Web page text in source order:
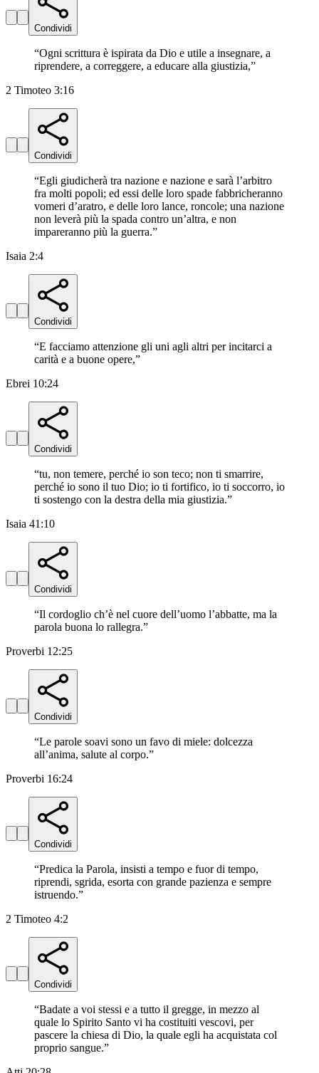
Condividi
“Ogni scrittura è ispirata da Dio e utile a insegnare, a
riprendere, a correggere, a educare alla giustizia,”
2 Timoteo 3:16
Condividi
“Egli giudicherà tra nazione e nazione e sarà l’arbitro
fra molti popoli; ed essi delle loro spade fabbricheranno
vomeri d’aratro, e delle loro lance, roncole; una nazione
non leverà più la spada contro un’altra, e non
impareranno più la guerra.”
Isaia 2:4
Condividi
“E facciamo attenzione gli uni agli altri per incitarci a
carità e a buone opere,”
Ebrei 10:24
Condividi
“tu, non temere, perché io son teco; non ti smarrire,
perché io sono il tuo Dio; io ti fortifico, io ti soccorro, io
ti sostengo con la destra della mia giustizia.”
Isaia 41:10
Condividi
“Il cordoglio ch’è nel cuore dell’uomo l’abbatte, ma la
parola buona lo rallegra.”
Proverbi 12:25
Condividi
“Le parole soavi sono un favo di miele: dolcezza
all’anima, salute al corpo.”
Proverbi 16:24
Condividi
“Predica la Parola, insisti a tempo e fuor di tempo,
riprendi, sgrida, esorta con grande pazienza e sempre
istruendo.”
2 Timoteo 4:2
Condividi
“Badate a voi stessi e a tutto il gregge, in mezzo al
quale lo Spirito Santo vi ha costituiti vescovi, per
pascere la chiesa di Dio, la quale egli ha acquistata col
proprio sangue.”